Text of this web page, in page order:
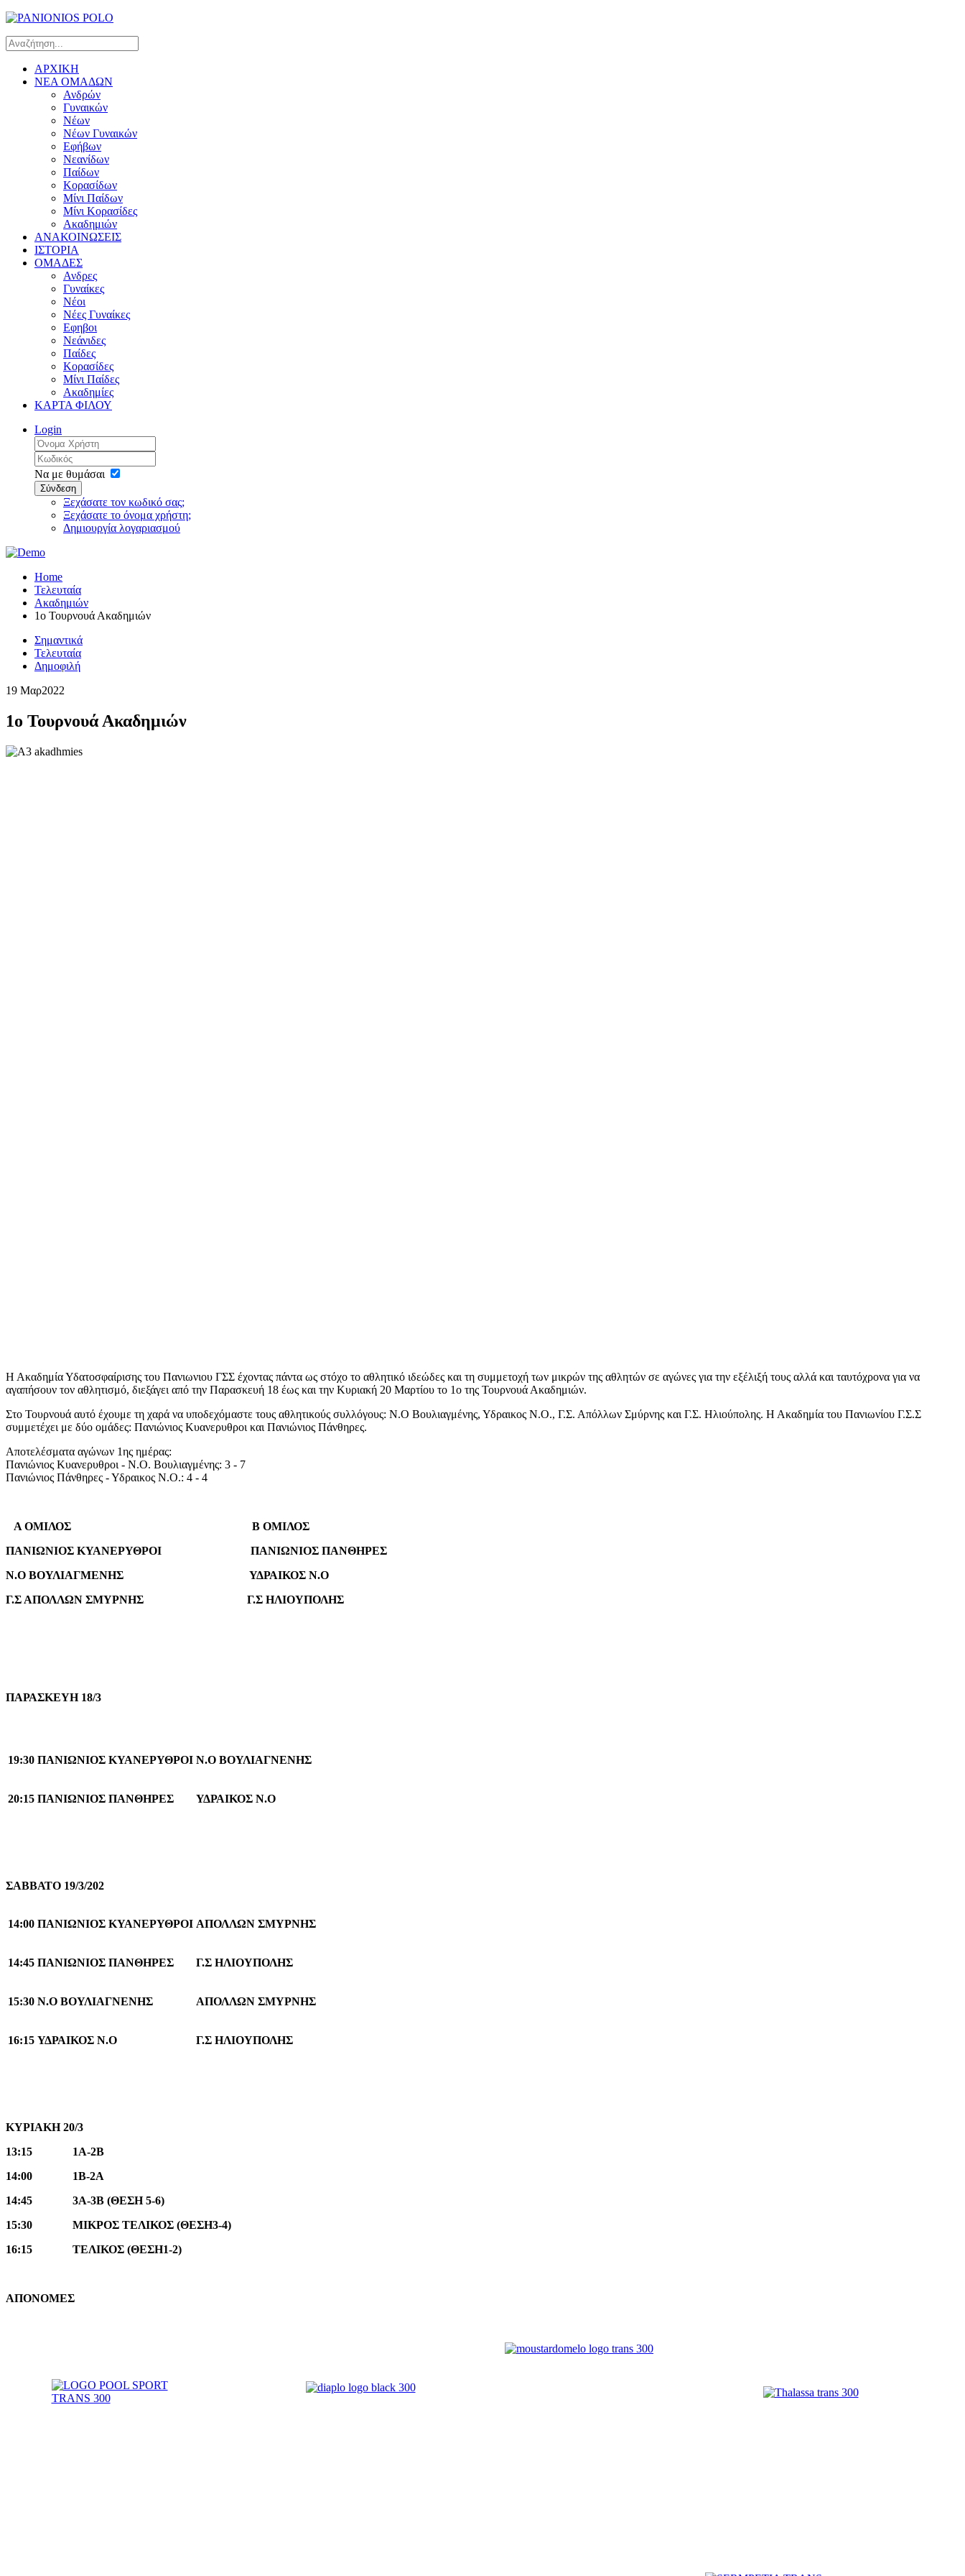
ΑΡΧΙΚΗ
ΝΕΑ ΟΜΑΔΩΝ
Ανδρών
Γυναικών
Νέων
Νέων Γυναικών
Εφήβων
Νεανίδων
Παίδων
Κορασίδων
Μίνι Παίδων
Μίνι Κορασίδες
Ακαδημιών
ΑΝΑΚΟΙΝΩΣΕΙΣ
ΙΣΤΟΡΙΑ
ΟΜΑΔΕΣ
Ανδρες
Γυναίκες
Νέοι
Νέες Γυναίκες
Εφηβοι
Νεάνιδες
Παίδες
Κορασίδες
Μίνι Παίδες
Ακαδημίες
ΚΑΡΤΑ ΦΙΛΟΥ
Login
Να με θυμάσαι
Σύνδεση
Ξεχάσατε τον κωδικό σας;
Ξεχάσατε το όνομα χρήστη;
Δημιουργία λογαριασμού
Home
Τελευταία
Ακαδημιών
1o Τουρνουά Ακαδημιών
Σημαντικά
Τελευταία
Δημοφιλή
19 Μαρ2022
1o Τουρνουά Ακαδημιών
Η Ακαδημία Υδατοσφαίρισης του Πανιωνιου ΓΣΣ έχοντας πάντα ως στόχο το αθλητικό ιδεώδες και τη συμμετοχή των μικρών της αθλητών σε αγώνες για την εξέλιξή τους αλλά και ταυτόχρονα για να
αγαπήσουν τον αθλητισμό, διεξάγει από την Παρασκευή 18 έως και την Κυριακή 20 Μαρτίου το 1ο της Τουρνουά Ακαδημιών.
Στο Τουρνουά αυτό έχουμε τη χαρά να υποδεχόμαστε τους αθλητικούς συλλόγους: Ν.Ο Βουλιαγμένης, Υδραικος Ν.Ο., Γ.Σ. Απόλλων Σμύρνης και Γ.Σ. Ηλιούπολης. Η Ακαδημία του Πανιωνίου Γ.Σ.Σ
συμμετέχει με δύο ομάδες: Πανιώνιος Κυανερυθροι και Πανιώνιος Πάνθηρες.
Αποτελέσματα αγώνων 1ης ημέρας:
Πανιώνιος Κυανερυθροι - Ν.Ο. Βουλιαγμένης: 3 - 7
Πανιώνιος Πάνθηρες - Υδραικος Ν.Ο.: 4 - 4
Α ΟΜΙΛΟΣ Β ΟΜΙΛΟΣ
ΠΑΝΙΩΝΙΟΣ ΚΥΑΝΕΡΥΘΡΟΙ ΠΑΝΙΩΝΙΟΣ ΠΑΝΘΗΡΕΣ
Ν.Ο ΒΟΥΛΙΑΓΜΕΝΗΣ ΥΔΡΑΙΚΟΣ Ν.Ο
Γ.Σ ΑΠΟΛΛΩΝ ΣΜΥΡΝΗΣ Γ.Σ ΗΛΙΟΥΠΟΛΗΣ
ΠΑΡΑΣΚΕΥΗ 18/3
19:30 ΠΑΝΙΩΝΙΟΣ ΚΥΑΝΕΡΥΘΡΟΙ Ν.Ο ΒΟΥΛΙΑΓΝΕΝΗΣ
20:15 ΠΑΝΙΩΝΙΟΣ ΠΑΝΘΗΡΕΣ ΥΔΡΑΙΚΟΣ Ν.Ο
ΣΑΒΒΑΤΟ 19/3/202
14:00 ΠΑΝΙΩΝΙΟΣ ΚΥΑΝΕΡΥΘΡΟΙ ΑΠΟΛΛΩΝ ΣΜΥΡΝΗΣ
14:45 ΠΑΝΙΩΝΙΟΣ ΠΑΝΘΗΡΕΣ Γ.Σ ΗΛΙΟΥΠΟΛΗΣ
15:30 Ν.Ο ΒΟΥΛΙΑΓΝΕΝΗΣ ΑΠΟΛΛΩΝ ΣΜΥΡΝΗΣ
16:15 ΥΔΡΑΙΚΟΣ Ν.Ο Γ.Σ ΗΛΙΟΥΠΟΛΗΣ
ΚΥΡΙΑΚΗ 20/3
13:15 1A-2B
14:00 1Β-2Α
14:45 3Α-3Β (ΘΕΣΗ 5-6)
15:30 ΜΙΚΡΟΣ ΤΕΛΙΚΟΣ (ΘΕΣΗ3-4)
16:15 ΤΕΛΙΚΟΣ (ΘΕΣΗ1-2)
ΑΠΟΝΟΜΕΣ